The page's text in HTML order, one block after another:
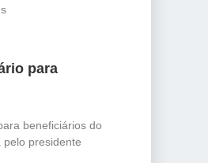
para
beneficiários do
pelo presidente